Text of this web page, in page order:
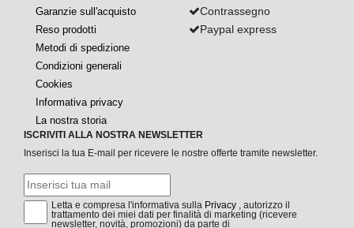
Garanzie sull'acquisto
Reso prodotti
Metodi di spedizione
Condizioni generali
Cookies
Informativa privacy
La nostra storia
Contrassegno
Paypal express
ISCRIVITI ALLA NOSTRA NEWSLETTER
Inserisci la tua E-mail per ricevere le nostre offerte tramite newsletter.
Letta e compresa l'informativa sulla Privacy , autorizzo il
trattamento dei miei dati per finalità di marketing (ricevere
newsletter, novità, promozioni) da parte di